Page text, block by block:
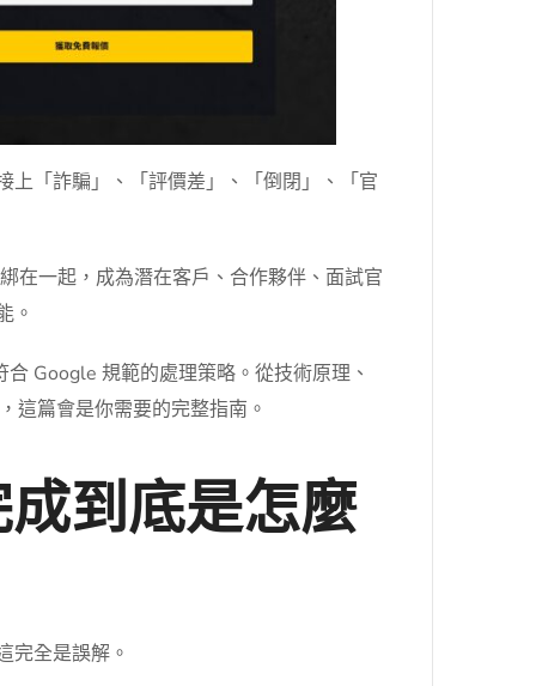
「詐騙」、「評價差」、「倒閉」、「官
在一起，成為潛在客戶、合作夥伴、面試官
。
Google 規範的處理策略。從技術原理、
這篇會是你需要的完整指南。
到底是怎麼
完全是誤解。